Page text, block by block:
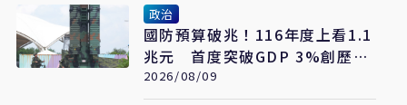
政治
國防預算破兆！116年度上看1.1
兆元 首度突破GDP 3%創歷史
新高
2026/08/09